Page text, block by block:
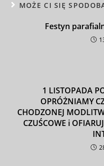
MOŻE CI SIĘ
Festyn
1 LISTOPADA
OPRÓŻNIAMY
CHODZONEJ
CZUŚCOWE i